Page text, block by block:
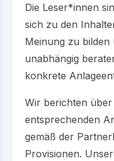
Die Leser*innen
sich zu den
Meinung zu
unabhängig
konkrete
Wir berichten
entsprechenden
gemäß der
Provisionen.